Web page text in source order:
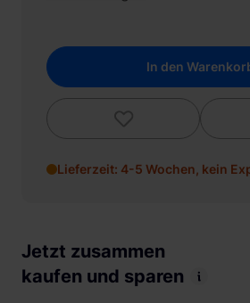
In den
Lieferzeit: 4-5 Wochen, kein
Jetzt zusammen
kaufen und sparen